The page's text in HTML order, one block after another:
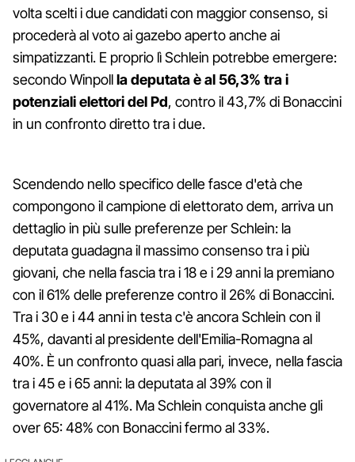
volta scelti i due candidati con maggior consenso, si
procederà al voto ai gazebo aperto anche ai
simpatizzanti. E proprio lì Schlein potrebbe emergere:
secondo Winpollla deputata è al 56,3% tra i
potenziali elettori del Pd, contro il 43,7% di Bonaccini
in un confronto diretto tra i due.
Scendendo nello specifico delle fasce d'età che
compongono il campione di elettorato dem, arriva un
dettaglio in più sulle preferenze per Schlein: la
deputata guadagna il massimo consenso tra i più
giovani, che nella fascia tra i 18 e i 29 anni la premiano
con il 61% delle preferenze contro il 26% di Bonaccini.
Tra i 30 e i 44 anni in testa c'è ancora Schlein con il
45%, davanti al presidente dell'Emilia-Romagna al
40%. È un confronto quasi alla pari, invece, nella fascia
tra i 45 e i 65 anni: la deputata al 39% con il
governatore al 41%. Ma Schlein conquista anche gli
over 65: 48% con Bonaccini fermo al 33%.